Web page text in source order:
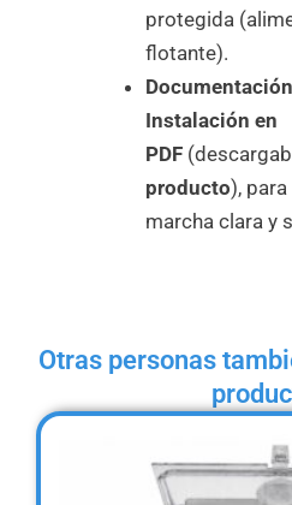
protegida
flotante).
Instalación en
PDF
producto),
marcha clara y
Otras personas